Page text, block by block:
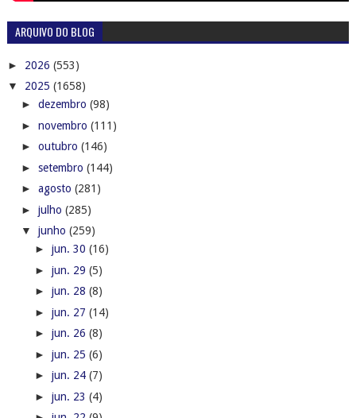
ARQUIVO DO BLOG
► 2026 (553)
▼ 2025 (1658)
► dezembro (98)
► novembro (111)
► outubro (146)
► setembro (144)
► agosto (281)
► julho (285)
▼ junho (259)
► jun. 30 (16)
► jun. 29 (5)
► jun. 28 (8)
► jun. 27 (14)
► jun. 26 (8)
► jun. 25 (6)
► jun. 24 (7)
► jun. 23 (4)